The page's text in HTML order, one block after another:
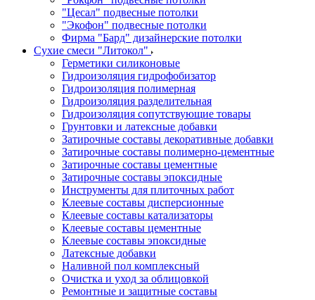
"Цесал" подвесные потолки
"Экофон" подвесные потолки
Фирма "Бард" дизайнерские потолки
Сухие смеси "Литокол"
Герметики силиконовые
Гидроизоляция гидрофобизатор
Гидроизоляция полимерная
Гидроизоляция разделительная
Гидроизоляция сопутствующие товары
Грунтовки и латексные добавки
Затирочные составы декоративные добавки
Затирочные составы полимерно-цементные
Затирочные составы цементные
Затирочные составы эпоксидные
Инструменты для плиточных работ
Клеевые составы дисперсионные
Клеевые составы катализаторы
Клеевые составы цементные
Клеевые составы эпоксидные
Латексные добавки
Наливной пол комплексный
Очистка и уход за облицовкой
Ремонтные и защитные составы